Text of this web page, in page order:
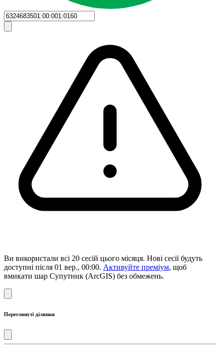
Ви використали всі 20 сесій цього місяця. Нові сесії будуть
доступні після 01 вер., 00:00. Активуйте преміум, щоб
вмикати шар Супутник (ArcGIS) без обмежень.
Переглянуті ділянки